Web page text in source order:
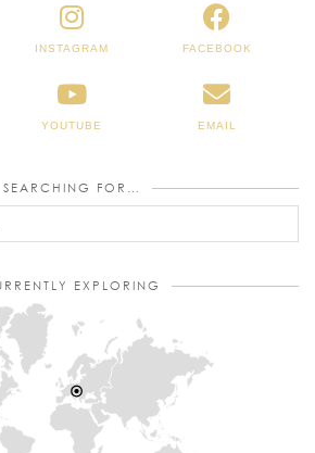
INSTAGRAM FACEBOOK
YOUTUBE EMAIL
SEARCHING FOR…
EXPLORING